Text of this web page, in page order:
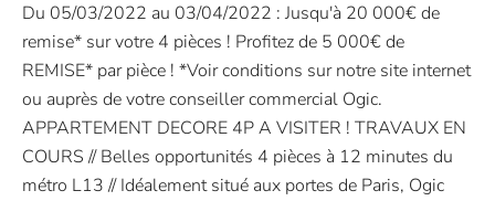
Du 05/03/2022 au 03/04/2022 : Jusqu'à 20 000€ de
remise* sur votre 4 pièces ! Profitez de 5 000€ de
REMISE* par pièce ! *Voir conditions sur notre site internet
ou auprès de votre conseiller commercial Ogic.
APPARTEMENT DECORE 4P A VISITER ! TRAVAUX EN
COURS // Belles opportunités 4 pièces à 12 minutes du
métro L13 // Idéalement situé aux portes de Paris, Ogic